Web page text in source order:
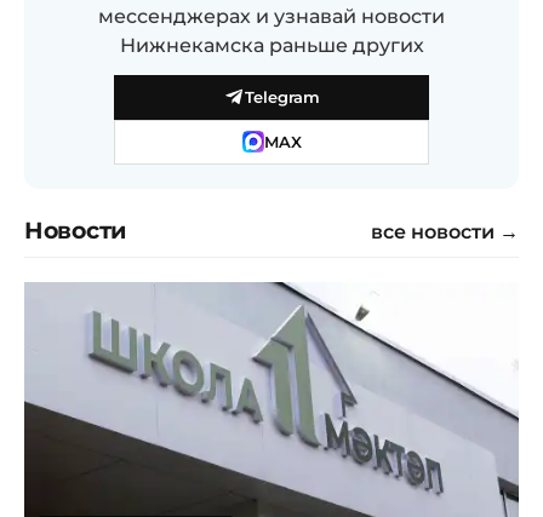
мессенджерах и узнавай новости
Нижнекамска раньше других
Telegram
MAX
Новости все новости →